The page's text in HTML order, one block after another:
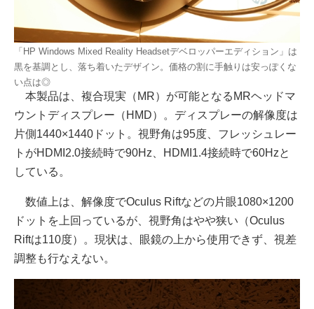
「HP Windows Mixed Reality Headsetデベロッパーエディション」は
黒を基調とし、落ち着いたデザイン。価格の割に手触りは安っぽくな
い点は◎
本製品は、複合現実（MR）が可能となるMRヘッドマ
ウントディスプレー（HMD）。ディスプレーの解像度は
片側1440×1440ドット。視野角は95度、フレッシュレー
トがHDMI2.0接続時で90Hz、HDMI1.4接続時で60Hzと
している。
数値上は、解像度でOculus Riftなどの片眼1080×1200
ドットを上回っているが、視野角はやや狭い（Oculus
Riftは110度）。現状は、眼鏡の上から使用できず、視差
調整も行なえない。